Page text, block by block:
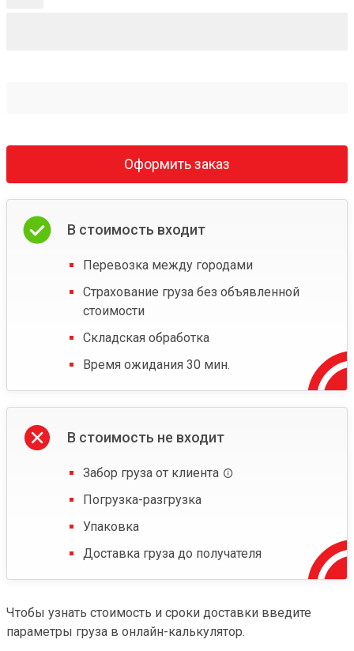
Оформить заказ
В стоимость входит
Перевозка между городами
Страхование груза без объявленной
стоимости
Складская обработка
Время ожидания 30 мин.
В стоимость не входит
Забор груза от клиента
Погрузка-разгрузка
Упаковка
Доставка груза до получателя
Чтобы узнать стоимость и сроки доставки введите
параметры груза в онлайн-калькулятор.